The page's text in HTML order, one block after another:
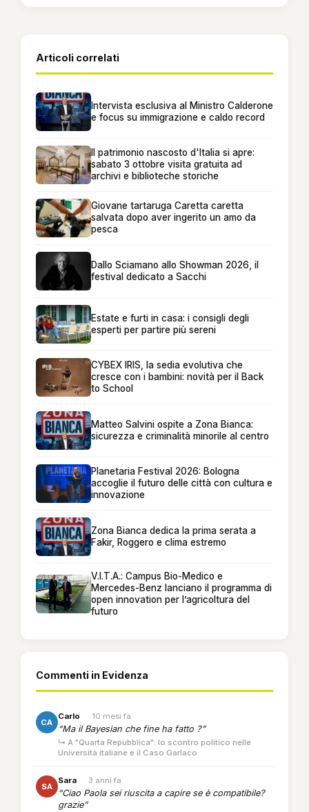
Articoli correlati
Intervista esclusiva al Ministro Calderone
e focus su immigrazione e caldo record
Il patrimonio nascosto d'Italia si apre:
sabato 3 ottobre visita gratuita ad
archivi e biblioteche storiche
Giovane tartaruga Caretta caretta
salvata dopo aver ingerito un amo da
pesca
Dallo Sciamano allo Showman 2026, il
festival dedicato a Sacchi
Estate e furti in casa: i consigli degli
esperti per partire più sereni
CYBEX IRIS, la sedia evolutiva che
cresce con i bambini: novità per il Back
to School
Matteo Salvini ospite a Zona Bianca:
sicurezza e criminalità minorile al centro
Planetaria Festival 2026: Bologna
accoglie il futuro delle città con cultura e
innovazione
Zona Bianca dedica la prima serata a
Fakir, Roggero e clima estremo
V.I.T.A.: Campus Bio-Medico e
Mercedes-Benz lanciano il programma di
open innovation per l’agricoltura del
futuro
Commenti in Evidenza
CA
Carlo · 10 mesi fa
“Ma il Bayesian che fine ha fatto ?”
↳ A "Quarta Repubblica": lo scontro politico nelle
Università italiane e il Caso Garlaco
SA
Sara · 3 anni fa
“Ciao Paola sei riuscita a capire se è compatibile?
grazie”